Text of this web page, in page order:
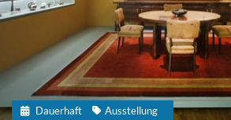
Dauerhaft
Ausstellung